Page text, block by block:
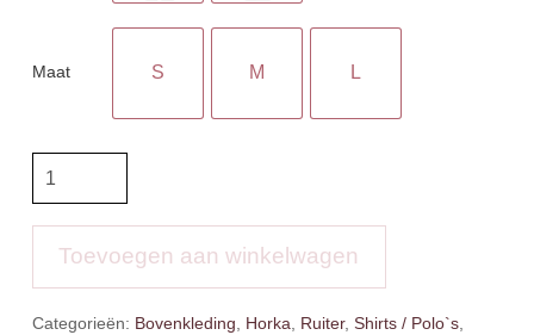
Maat S M L
aantalToevoegen aan winkelwagen
Categorieën: Bovenkleding Horka Ruiter, Shirts / Polo`s,